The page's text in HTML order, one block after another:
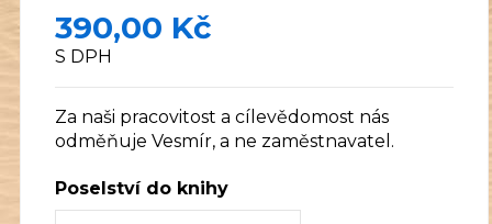
390,00 Kč
S DPH
Za naši pracovitost a cílevědomost nás
odměňuje Vesmír, a ne zaměstnavatel.
Poselství do knihy